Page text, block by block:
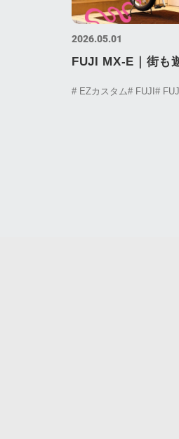
2026.05.01
FUJI MX-E｜街も
どいい電動アシス
# EZカスタム# FUJI #